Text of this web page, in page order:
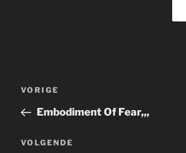
Bericht
Vorig
bericht
VORIGE
Embodiment Of Fear,,,
Volgend
VOLGENDE